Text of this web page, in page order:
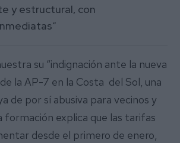
y estructural, con
su “indignación ante la nueva
la AP-7 en la Costa del Sol, una
de por sí abusiva para vecinos y
formación explica que las tarifas
desde el primero de enero,